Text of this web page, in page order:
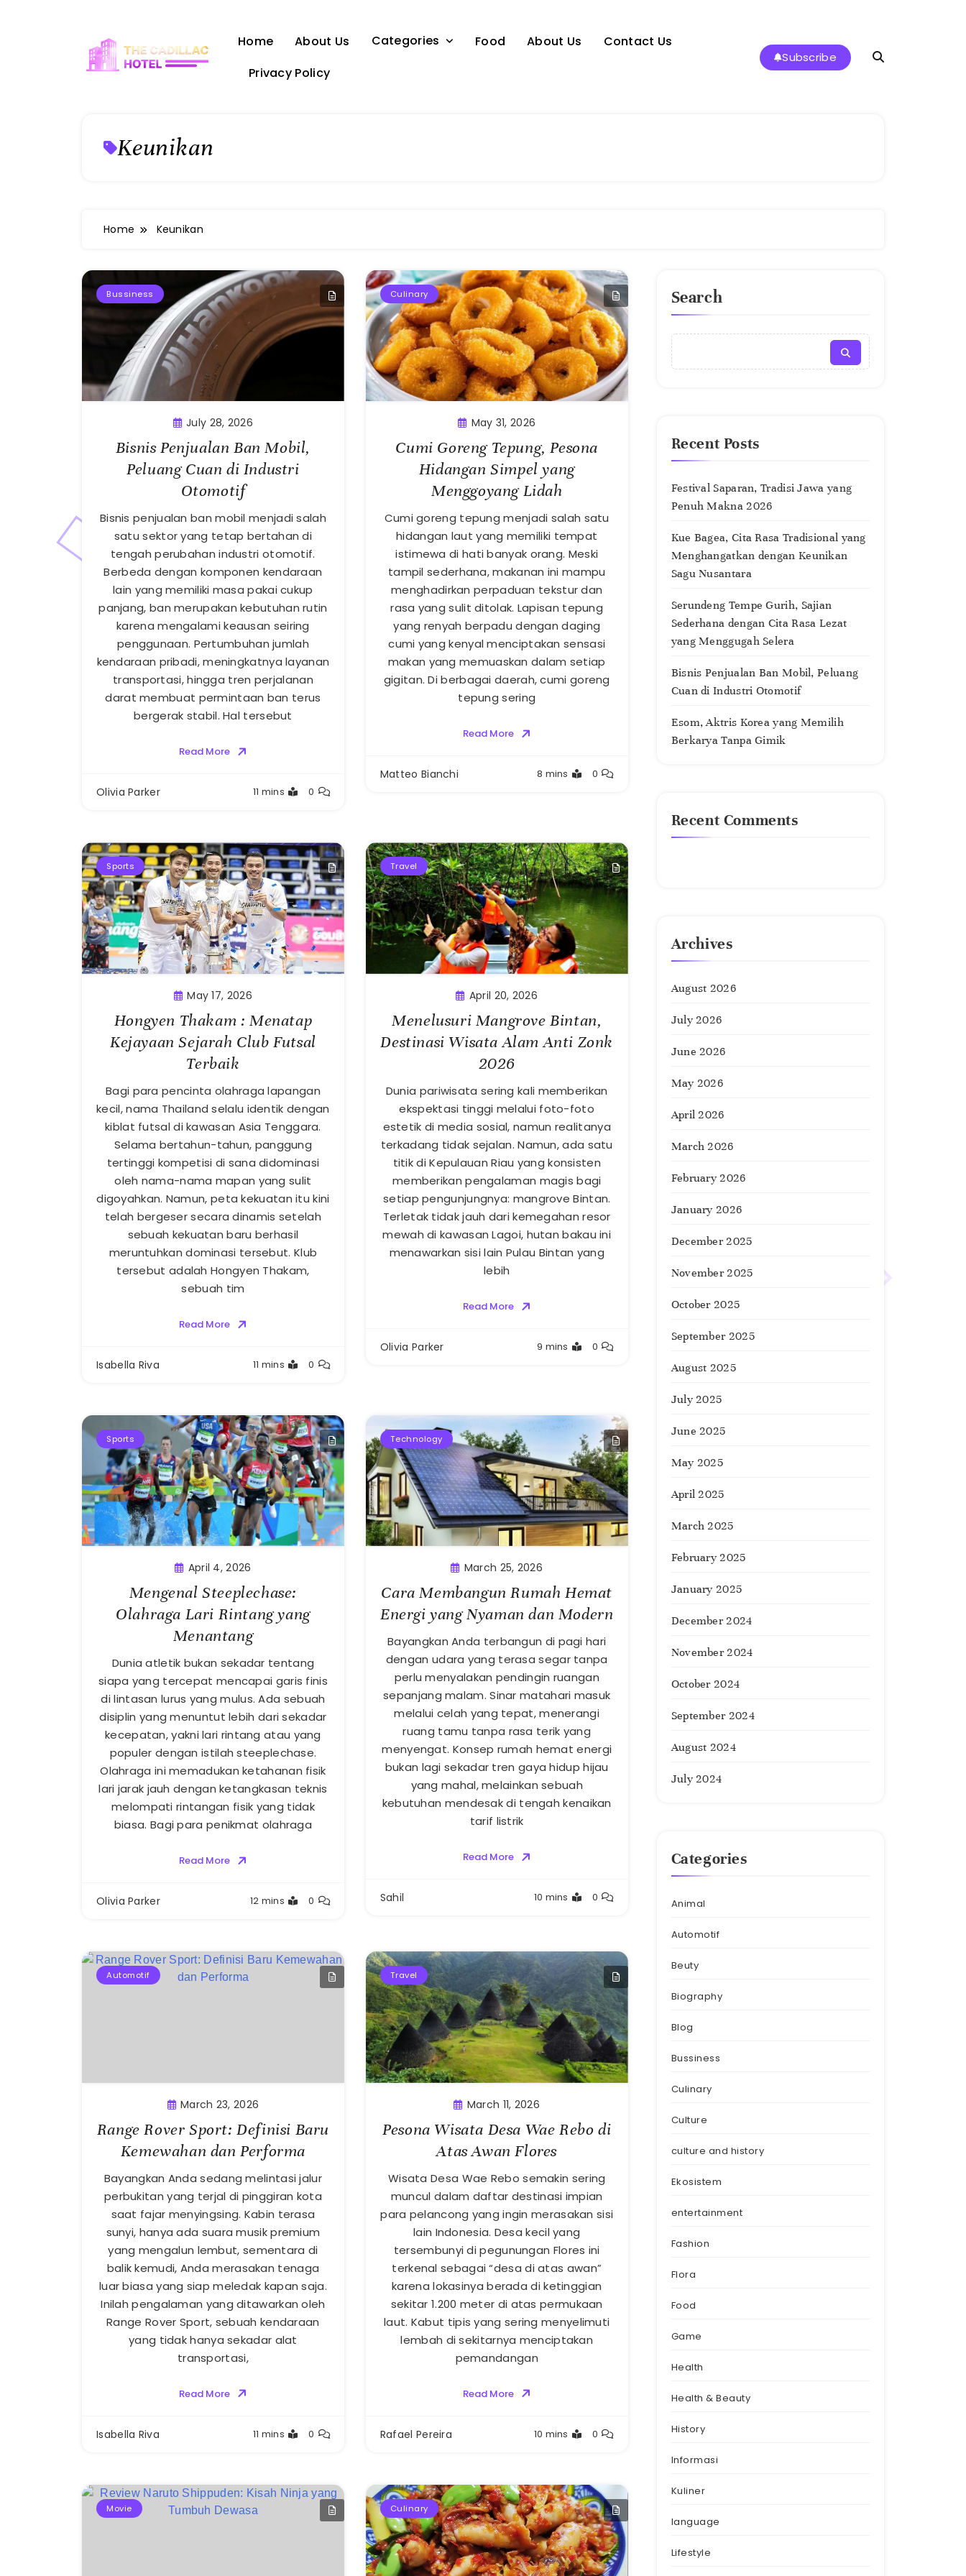
Home About Us Categories Food About Us
Contact Us
Privacy Policy
Subscribe
Keunikan
Home Keunikan
Bussiness
July 28, 2026
Bisnis Penjualan Ban Mobil,
Peluang Cuan di Industri
Otomotif
Bisnis penjualan ban mobil menjadi salah
satu sektor yang tetap bertahan di
tengah perubahan industri otomotif.
Berbeda dengan komponen kendaraan
lain yang memiliki masa pakai cukup
panjang, ban merupakan kebutuhan rutin
karena mengalami keausan seiring
penggunaan. Pertumbuhan jumlah
kendaraan pribadi, meningkatnya layanan
transportasi, hingga tren perjalanan
darat membuat permintaan ban terus
bergerak stabil. Hal tersebut
Read More
Olivia Parker 11 mins 0
Culinary
May 31, 2026
Cumi Goreng Tepung, Pesona
Hidangan Simpel yang
Menggoyang Lidah
Cumi goreng tepung menjadi salah satu
hidangan laut yang memiliki tempat
istimewa di hati banyak orang. Meski
tampil sederhana, makanan ini mampu
menghadirkan perpaduan tekstur dan
rasa yang sulit ditolak. Lapisan tepung
yang renyah berpadu dengan daging
cumi yang kenyal menciptakan sensasi
makan yang memuaskan dalam setiap
gigitan. Di berbagai daerah, cumi goreng
tepung sering
Read More
Matteo Bianchi 8 mins 0
Sports
May 17, 2026
Hongyen Thakam : Menatap
Kejayaan Sejarah Club Futsal
Terbaik
Bagi para pencinta olahraga lapangan
kecil, nama Thailand selalu identik dengan
kiblat futsal di kawasan Asia Tenggara.
Selama bertahun-tahun, panggung
tertinggi kompetisi di sana didominasi
oleh nama-nama mapan yang sulit
digoyahkan. Namun, peta kekuatan itu kini
telah bergeser secara dinamis setelah
sebuah kekuatan baru berhasil
meruntuhkan dominasi tersebut. Klub
tersebut adalah Hongyen Thakam,
sebuah tim
Read More
Isabella Riva 11 mins 0
Travel
April 20, 2026
Menelusuri Mangrove Bintan,
Destinasi Wisata Alam Anti Zonk
2026
Dunia pariwisata sering kali memberikan
ekspektasi tinggi melalui foto-foto
estetik di media sosial, namun realitanya
terkadang tidak sejalan. Namun, ada satu
titik di Kepulauan Riau yang konsisten
memberikan pengalaman magis bagi
setiap pengunjungnya: mangrove Bintan.
Terletak tidak jauh dari kemegahan resor
mewah di kawasan Lagoi, hutan bakau ini
menawarkan sisi lain Pulau Bintan yang
lebih
Read More
Olivia Parker 9 mins 0
Sports
April 4, 2026
Mengenal Steeplechase:
Olahraga Lari Rintang yang
Menantang
Dunia atletik bukan sekadar tentang
siapa yang tercepat mencapai garis finis
di lintasan lurus yang mulus. Ada sebuah
disiplin yang menuntut lebih dari sekadar
kecepatan, yakni lari rintang atau yang
populer dengan istilah steeplechase.
Olahraga ini memadukan ketahanan fisik
lari jarak jauh dengan ketangkasan teknis
melompati rintangan fisik yang tidak
biasa. Bagi para penikmat olahraga
Read More
Olivia Parker 12 mins 0
Technology
March 25, 2026
Cara Membangun Rumah Hemat
Energi yang Nyaman dan Modern
Bayangkan Anda terbangun di pagi hari
dengan udara yang terasa segar tanpa
perlu menyalakan pendingin ruangan
sepanjang malam. Sinar matahari masuk
melalui celah yang tepat, menerangi
ruang tamu tanpa rasa terik yang
menyengat. Konsep rumah hemat energi
bukan lagi sekadar tren gaya hidup hijau
yang mahal, melainkan sebuah
kebutuhan mendesak di tengah kenaikan
tarif listrik
Read More
Sahil 10 mins 0
Automotif
March 23, 2026
Range Rover Sport: Definisi Baru
Kemewahan dan Performa
Bayangkan Anda sedang melintasi jalur
perbukitan yang terjal di pinggiran kota
saat fajar menyingsing. Kabin terasa
sunyi, hanya ada suara musik premium
yang mengalun lembut, sementara di
balik kemudi, Anda merasakan tenaga
luar biasa yang siap meledak kapan saja.
Inilah pengalaman yang ditawarkan oleh
Range Rover Sport, sebuah kendaraan
yang tidak hanya sekadar alat
transportasi,
Read More
Isabella Riva 11 mins 0
Travel
March 11, 2026
Pesona Wisata Desa Wae Rebo di
Atas Awan Flores
Wisata Desa Wae Rebo semakin sering
muncul dalam daftar destinasi impian
para pelancong yang ingin merasakan sisi
lain Indonesia. Desa kecil yang
tersembunyi di pegunungan Flores ini
terkenal sebagai “desa di atas awan”
karena lokasinya berada di ketinggian
sekitar 1.200 meter di atas permukaan
laut. Kabut tipis yang sering menyelimuti
lembah di sekitarnya menciptakan
pemandangan
Read More
Rafael Pereira 10 mins 0
Movie Culinary
Search
Recent Posts
Festival Saparan, Tradisi Jawa yang
Penuh Makna 2026
Kue Bagea, Cita Rasa Tradisional yang
Menghangatkan dengan Keunikan
Sagu Nusantara
Serundeng Tempe Gurih, Sajian
Sederhana dengan Cita Rasa Lezat
yang Menggugah Selera
Bisnis Penjualan Ban Mobil, Peluang
Cuan di Industri Otomotif
Esom, Aktris Korea yang Memilih
Berkarya Tanpa Gimik
Recent Comments
Archives
August 2026
July 2026
June 2026
May 2026
April 2026
March 2026
February 2026
January 2026
December 2025
November 2025
October 2025
September 2025
August 2025
July 2025
June 2025
May 2025
April 2025
March 2025
February 2025
January 2025
December 2024
November 2024
October 2024
September 2024
August 2024
July 2024
Categories
Animal
Automotif
Beuty
Biography
Blog
Bussiness
Culinary
Culture
culture and history
Ekosistem
entertainment
Fashion
Flora
Food
Game
Health
Health & Beauty
History
Informasi
Kuliner
language
Lifestyle